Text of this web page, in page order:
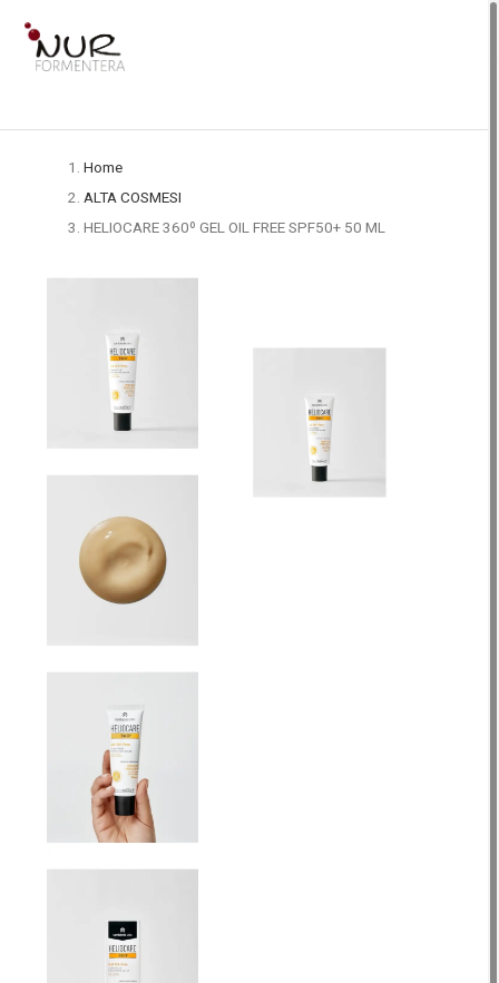
Home
ALTA COSMESI
HELIOCARE 360º GEL OIL FREE SPF50+ 50 ML